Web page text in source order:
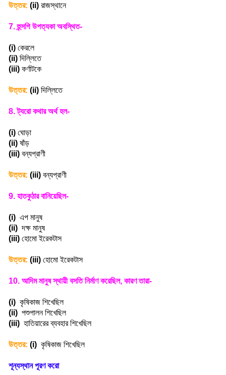
উত্তর: (ii) রাজস্থানে
7.হুন্সগি উপত্যকা অবস্থিত-
(i) কেরলে
(ii) দিল্লিতে
(iii) কর্ণাটকে
উত্তর: (ii) দিল্লিতে
8.ট্যরো কথার অর্থ হল-
(i) ঘোড়া
(ii) ষাঁড়
(iii) বন্যপ্রাণী
উত্তর: (iii) বন্যপ্রাণী
9. হাতকুঠার বানিয়েছিল-
(i) এপ মানুষ
(ii) দক্ষ মানুষ
(iii) হোমো ইরেকটাস
উত্তর: (iii) হোমো ইরেকটাস
10. আদিম মানুষ স্থায়ী বসতি নির্মাণ করেছিল, কারণ তারা-
(i) কৃষিকাজ শিখেছিল
(ii) পশুপালন শিখেছিল
(iii) হাতিয়ারের ব্যবহার শিখেছিল
উত্তর: (i) কৃষিকাজ শিখেছিল
শূন্যস্থান পূরণ করো